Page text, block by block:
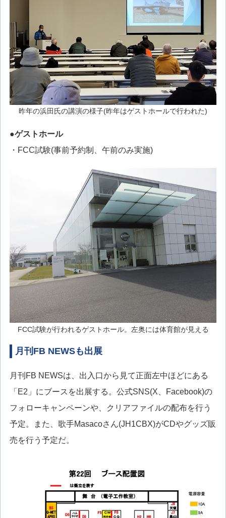
昨年の浜田氏の講演の様子(昨年はゲストホールで行われた)
●ゲストホール
・FCC試験(事前予約制、午前のみ実施)
FCC試験が行われるゲストホール。左奥には体育館が見える
月刊FB NEWSも出展
月刊FB NEWSは、出入口から見て正面左中ほどにある
「E2」にブースを出展する。公式SNS(X、Facebook)の
フォローキャンペーンや、クリアファイルの配布を行う
予定。また、歌手Masacoさん(JH1CBX)がCDやグッズ販
売を行う予定だ。